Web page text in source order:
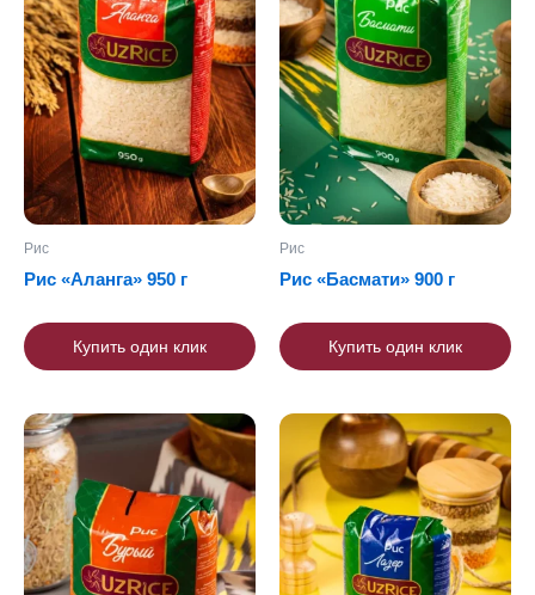
Рис
Рис «Аланга» 950 г
Купить один клик
Рис
Рис «Басмати» 900 г
Купить один клик